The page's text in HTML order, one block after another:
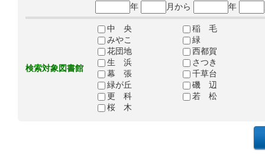
年
月から 年
検索対象図書館
中 央
稲 毛
みやこ
緑
花団地
西都賀
生 浜
さつき
幕 張
千草台
緑が丘
磯 辺
更 科
若 松
桜 木